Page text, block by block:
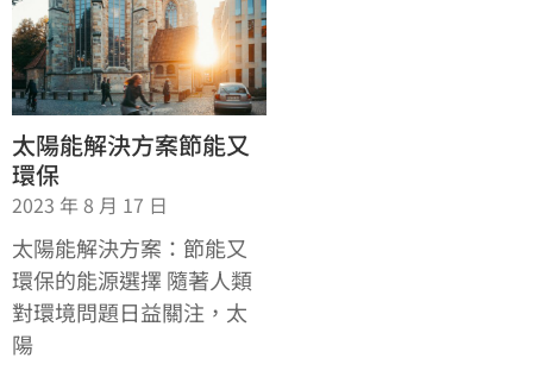
太陽能解決方案節能又
環保
2023 年 8 月 17 日
太陽能解決方案：節能又
環保的能源選擇 隨著人類
對環境問題日益關注，太
陽